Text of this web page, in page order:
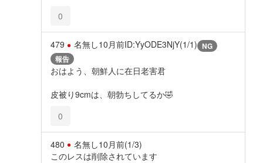
0
479 名無し10月前ID:YyODE3NjY(1/1) NG
報告
おはよう、朝鮮人に在日老害君
皮被り9cmは、朝勃ちしてるか🤣
0
480 名無し10月前(1/3)
このレスは削除されています